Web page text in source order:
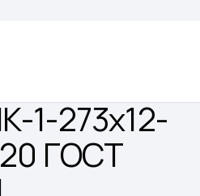
1-273х12-
ГОСТ